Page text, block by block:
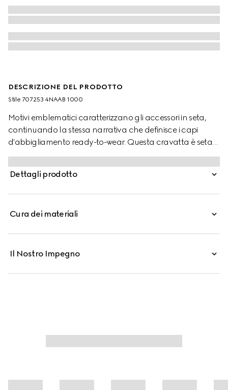
DESCRIZIONE DEL PRODOTTO
Stile ‎707253 4NAAB 1000
Motivi emblematici caratterizzano gli accessori in seta,
continuando la stessa narrativa che definisce i capi
d'abbigliamento ready-to-wear. Questa cravatta è seta
nera è decorata dall'inconfondibile dettaglio Doppia G.
Dettagli prodotto
Cura dei materiali
Il Nostro Impegno